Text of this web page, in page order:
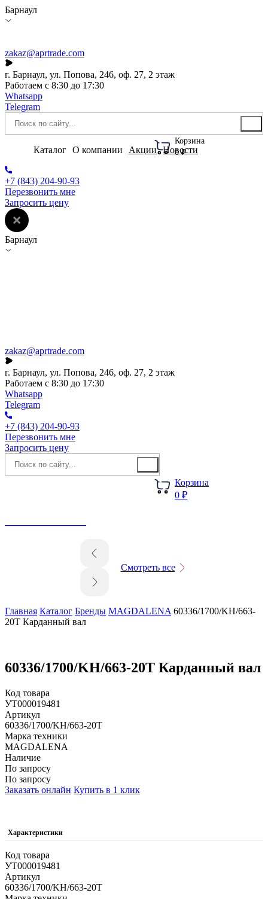
Барнаул
zakaz@aprtrade.com
г. Барнаул, ул. Попова, 246, оф. 27, 2 этаж
Работаем с 8:30 до 17:30
Whatsapp
Telegram
Корзина
0 ₽
Каталог О компании Акции Новости
+7 (843) 204-90-93
Перезвонить мне
Запросить цену
Барнаул
zakaz@aprtrade.com
г. Барнаул, ул. Попова, 246, оф. 27, 2 этаж
Работаем с 8:30 до 17:30
Whatsapp
Telegram
+7 (843) 204-90-93
Перезвонить мне
Запросить цену
Корзина
0 ₽
Смотреть все
Главная Каталог Бренды MAGDALENA 60336/1700/KH/663-
20T Карданный вал
60336/1700/KH/663-20T Карданный вал
Код товара
УТ000019481
Артикул
60336/1700/KH/663-20T
Марка техники
MAGDALENA
Наличие
По запросу
По запросу
Заказать онлайн Купить в 1 клик
Характеристики
Код товара
УТ000019481
Артикул
60336/1700/KH/663-20T